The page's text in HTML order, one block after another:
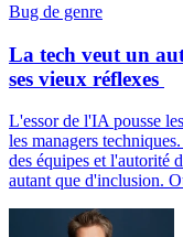
Bug de genre
La tech veut un
ses vieux réflexes
L'essor de l'IA pousse
les managers
des équipes et l'autorité
autant que d'inclusion.